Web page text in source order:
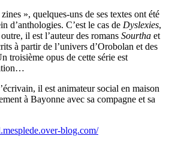
», quelques-uns de ses textes ont été
d’anthologies. C’est le cas de Dyslexies,
il est l’auteur des romans Sourtha et
à partir de l’univers d’Orobolan et des
troisième opus de cette série est
il est animateur social en maison
à Bayonne avec sa compagne et sa
blog.com/